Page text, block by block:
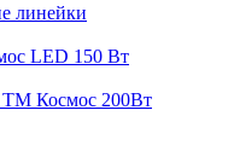
линейки
LED 150 Вт
ТМ Космос 200Вт